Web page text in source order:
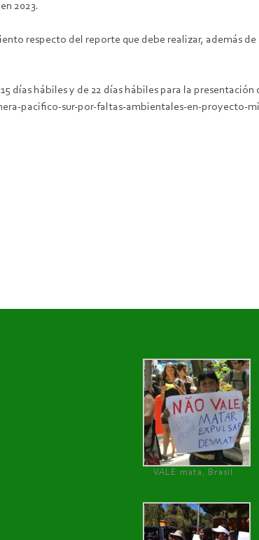
2023.
respecto del reporte que debe realizar, además
días hábiles y de 22 días hábiles para la presentación
pacifico-sur-por-faltas-ambientales-en-proyecto-
VALE mata, Brasil